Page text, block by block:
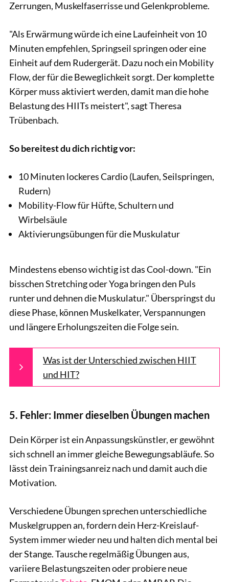
Zerrungen, Muskelfaserrisse und Gelenkprobleme.
"Als Erwärmung würde ich eine Laufeinheit von 10
Minuten empfehlen, Springseil springen oder eine
Einheit auf dem Rudergerät. Dazu noch ein Mobility
Flow, der für die Beweglichkeit sorgt. Der komplette
Körper muss aktiviert werden, damit man die hohe
Belastung des HIITs meistert", sagt Theresa
Trübenbach.
So bereitest du dich richtig vor:
10 Minuten lockeres Cardio (Laufen, Seilspringen,
Rudern)
Mobility-Flow für Hüfte, Schultern und
Wirbelsäule
Aktivierungsübungen für die Muskulatur
Mindestens ebenso wichtig ist das Cool-down. "Ein
bisschen Stretching oder Yoga bringen den Puls
runter und dehnen die Muskulatur." Überspringst du
diese Phase, können Muskelkater, Verspannungen
und längere Erholungszeiten die Folge sein.
Was ist der Unterschied zwischen HIIT
und HIT?
5. Fehler: Immer dieselben Übungen machen
Dein Körper ist ein Anpassungskünstler, er gewöhnt
sich schnell an immer gleiche Bewegungsabläufe. So
lässt dein Trainingsanreiz nach und damit auch die
Motivation.
Verschiedene Übungen sprechen unterschiedliche
Muskelgruppen an, fordern dein Herz-Kreislauf-
System immer wieder neu und halten dich mental bei
der Stange. Tausche regelmäßig Übungen aus,
variiere Belastungszeiten oder probiere neue